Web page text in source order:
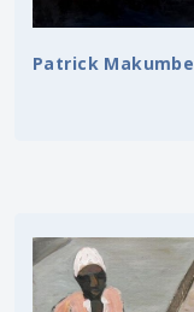
Patrick Makumbe